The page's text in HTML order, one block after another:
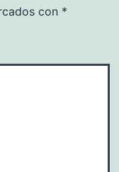
con *